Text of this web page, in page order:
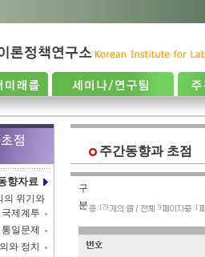
향자료
의 위기와
국제계투
일문제
와 정치
주간동향과 초점
구
분
179 9 1